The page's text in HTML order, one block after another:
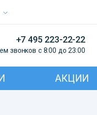
+7 495 223-22-22
звонков с 8:00 до 23:00
АКЦИИ